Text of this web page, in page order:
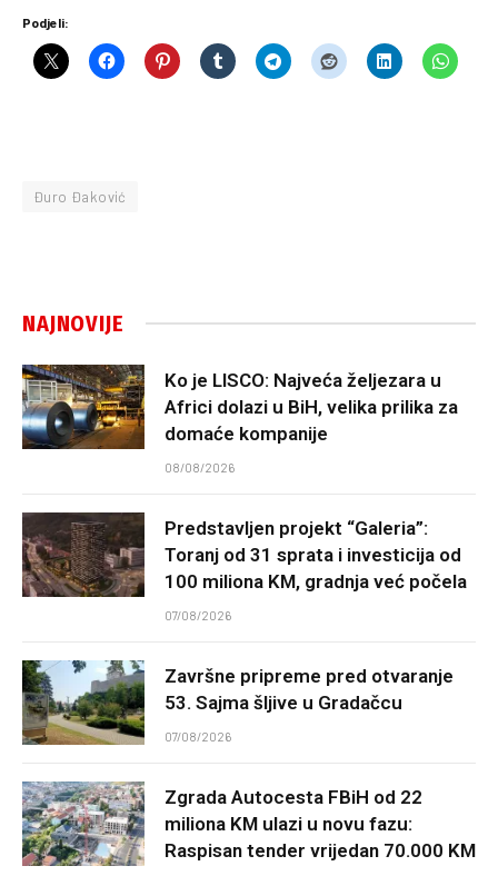
Podjeli:
Đuro Đaković
NAJNOVIJE
Ko je LISCO: Najveća željezara u
Africi dolazi u BiH, velika prilika za
domaće kompanije
08/08/2026
Predstavljen projekt “Galeria”:
Toranj od 31 sprata i investicija od
100 miliona KM, gradnja već počela
07/08/2026
Završne pripreme pred otvaranje
53. Sajma šljive u Gradačcu
07/08/2026
Zgrada Autocesta FBiH od 22
miliona KM ulazi u novu fazu:
Raspisan tender vrijedan 70.000 KM